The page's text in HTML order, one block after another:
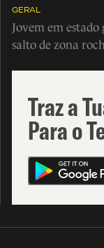
GERAL
Jovem em
salto de zona
Traz a
Para o